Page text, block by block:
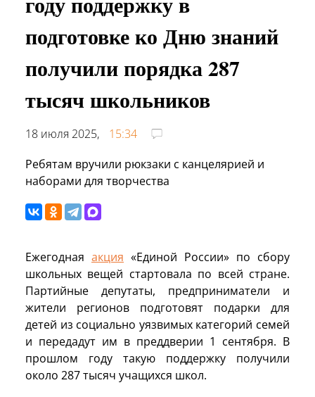
подготовке ко Дню знаний
получили порядка 287
тысяч школьников
18 июля 2025,
15:34
Ребятам вручили рюкзаки с канцелярией и
наборами для творчества
Ежегодная акция «Единой России» по сбору
школьных вещей стартовала по всей стране.
Партийные депутаты, предприниматели и
жители регионов подготовят подарки для
детей из социально уязвимых категорий семей
и передадут им в преддверии 1 сентября. В
прошлом году такую поддержку получили
около 287 тысяч учащихся школ.